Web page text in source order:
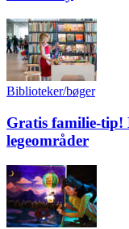
Biblioteker/bøger
Gratis familie-tip!
legeområder